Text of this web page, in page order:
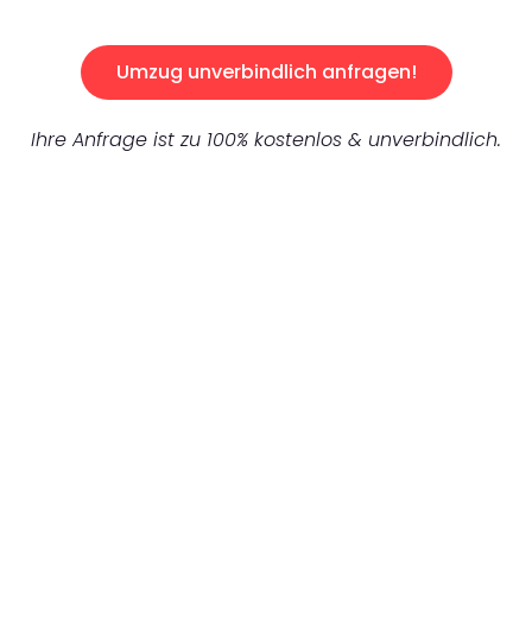
Umzug unverbindlich anfragen!
Ihre Anfrage ist zu 100% kostenlos & unverbindlich.